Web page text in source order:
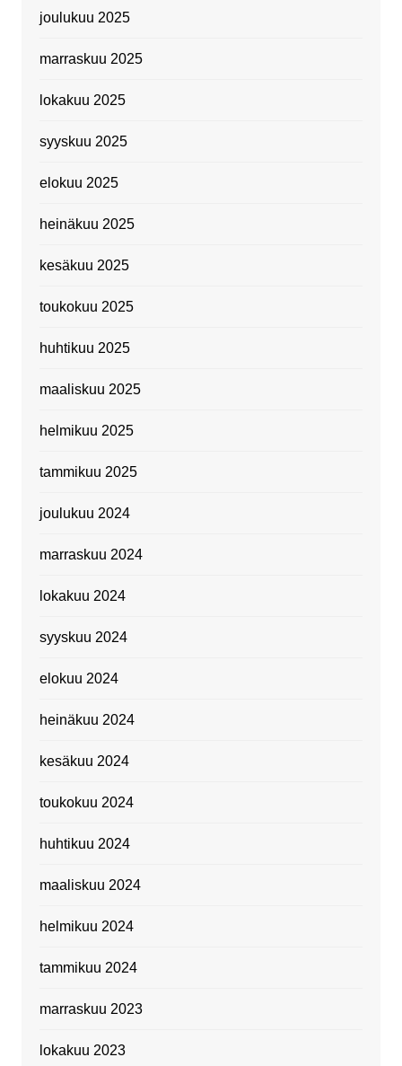
joulukuu 2025
marraskuu 2025
lokakuu 2025
syyskuu 2025
elokuu 2025
heinäkuu 2025
kesäkuu 2025
toukokuu 2025
huhtikuu 2025
maaliskuu 2025
helmikuu 2025
tammikuu 2025
joulukuu 2024
marraskuu 2024
lokakuu 2024
syyskuu 2024
elokuu 2024
heinäkuu 2024
kesäkuu 2024
toukokuu 2024
huhtikuu 2024
maaliskuu 2024
helmikuu 2024
tammikuu 2024
marraskuu 2023
lokakuu 2023